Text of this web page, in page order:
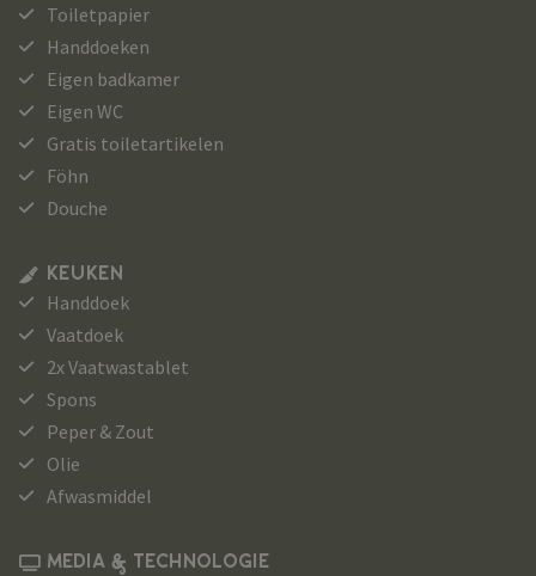
Toiletpapier
Handdoeken
Eigen badkamer
Eigen WC
Gratis toiletartikelen
Föhn
Douche
KEUKEN
Handdoek
Vaatdoek
2x Vaatwastablet
Spons
Peper & Zout
Olie
Afwasmiddel
MEDIA & TECHNOLOGIE